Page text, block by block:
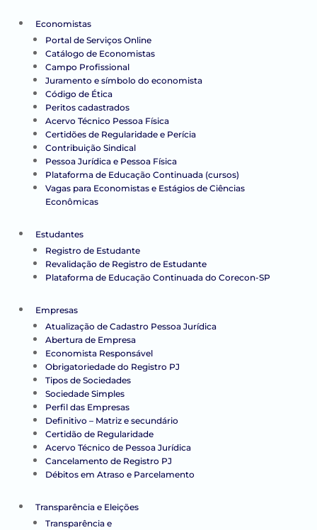
Economistas
Portal de Serviços Online
Catálogo de Economistas
Campo Profissional
Juramento e símbolo do economista
Código de Ética
Peritos cadastrados
Acervo Técnico Pessoa Física
Certidões de Regularidade e Perícia
Contribuição Sindical
Pessoa Jurídica e Pessoa Física
Plataforma de Educação Continuada (cursos)
Vagas para Economistas e Estágios de Ciências
Econômicas
Estudantes
Registro de Estudante
Revalidação de Registro de Estudante
Plataforma de Educação Continuada do Corecon-SP
Empresas
Atualização de Cadastro Pessoa Jurídica
Abertura de Empresa
Economista Responsável
Obrigatoriedade do Registro PJ
Tipos de Sociedades
Sociedade Simples
Perfil das Empresas
Definitivo – Matriz e secundário
Certidão de Regularidade
Acervo Técnico de Pessoa Jurídica
Cancelamento de Registro PJ
Débitos em Atraso e Parcelamento
Transparência e Eleições
Transparência e